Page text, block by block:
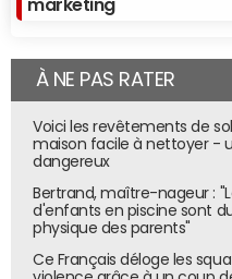
marketing
À NE PAS RATER
Voici les revêtements de
maison facile à nettoyer -
dangereux
Bertrand, maître-nageur :
d'enfants en piscine sont
physique des parents"
Ce Français déloge les